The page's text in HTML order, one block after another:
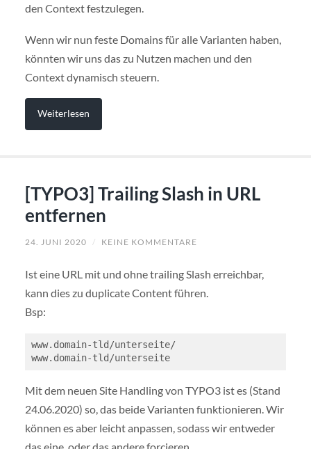
den Context festzulegen.
Wenn wir nun feste Domains für alle Varianten haben,
könnten wir uns das zu Nutzen machen und den
Context dynamisch steuern.
Weiterlesen
[TYPO3] Trailing Slash in URL
entfernen
24. JUNI 2020 / KEINE KOMMENTARE
Ist eine URL mit und ohne trailing Slash erreichbar,
kann dies zu duplicate Content führen.
Bsp:
www.domain-tld/unterseite/
www.domain-tld/unterseite
Mit dem neuen Site Handling von TYPO3 ist es (Stand
24.06.2020) so, das beide Varianten funktionieren. Wir
können es aber leicht anpassen, sodass wir entweder